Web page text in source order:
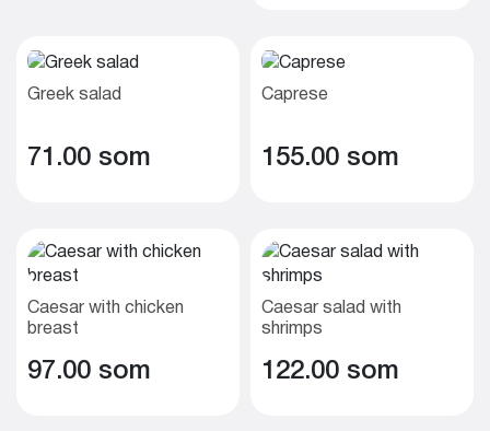
Greek salad
71.00 som
Caprese
155.00 som
Caesar with chicken
breast
97.00 som
Caesar salad with
shrimps
122.00 som